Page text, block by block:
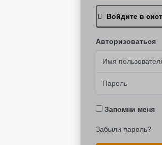
Войдите в
Авторизоваться
Запомни меня
Забыли пароль?